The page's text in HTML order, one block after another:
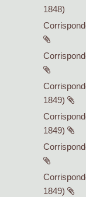
1848)
1849)
1849)
1849)